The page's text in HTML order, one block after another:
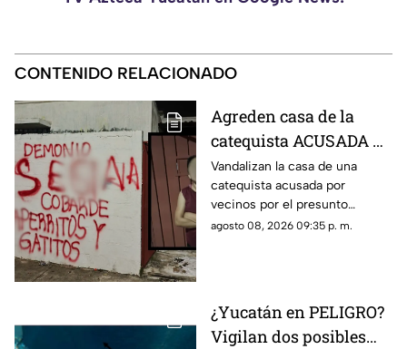
CONTENIDO RELACIONADO
Agreden casa de la
catequista ACUSADA de
maltrato animal en
Piedra de Agua; así
quedó la vivienda
Vandalizan la casa de una
catequista acusada por
vecinos por el presunto
envenenamiento de mascotas
agosto 08, 2026 09:35 p. m.
¿Yucatán en PELIGRO?
Vigilan dos posibles